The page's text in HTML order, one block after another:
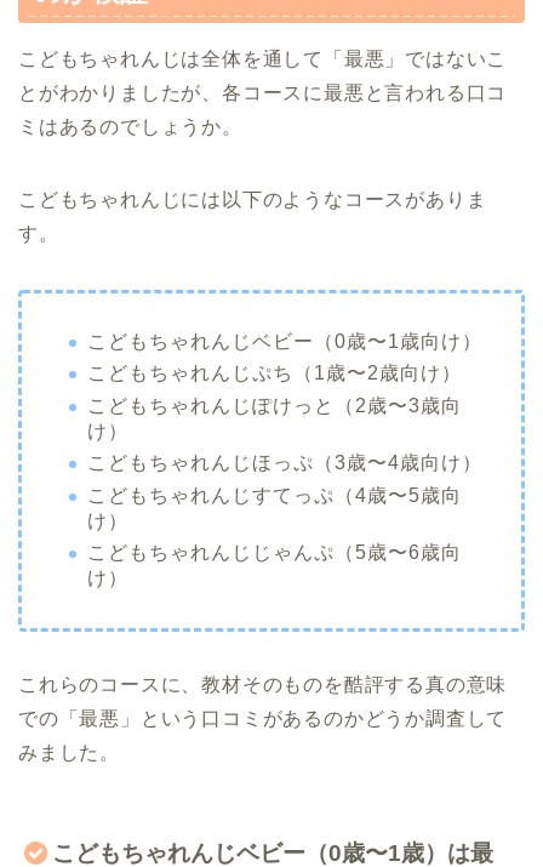
こどもちゃれんじは全体を通して「最悪」ではないこ
とがわかりましたが、各コースに最悪と言われる口コ
ミはあるのでしょうか。
こどもちゃれんじには以下のようなコースがありま
す。
こどもちゃれんじベビー（0歳〜1歳向け）
こどもちゃれんじぷち（1歳〜2歳向け）
こどもちゃれんじぽけっと（2歳〜3歳向
け）
こどもちゃれんじほっぷ（3歳〜4歳向け）
こどもちゃれんじすてっぷ（4歳〜5歳向
け）
こどもちゃれんじじゃんぷ（5歳〜6歳向
け）
これらのコースに、教材そのものを酷評する真の意味
での「最悪」という口コミがあるのかどうか調査して
みました。
こどもちゃれんじベビー（0歳〜1歳）は最